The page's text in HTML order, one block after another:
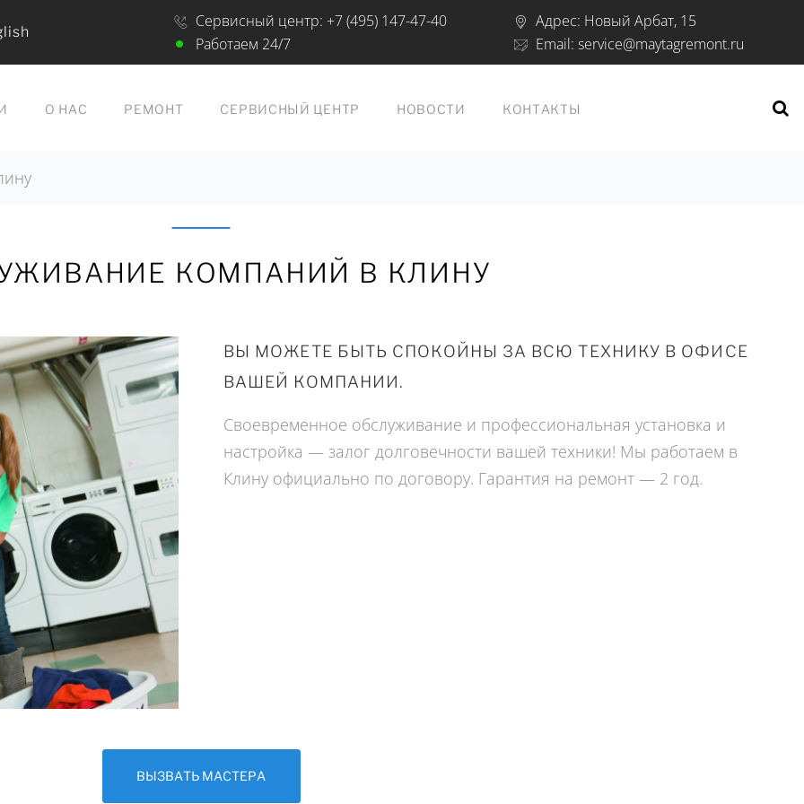
Сервисный центр: +7 (495) 147-47-40
Работаем 24/7
Адрес: Новый Арбат, 15
Email: service@maytagremont.ru
О НАС РЕМОНТ СЕРВИСНЫЙ ЦЕНТР НОВОСТИ КОНТАКТЫ
КОМПАНИЙ В КЛИНУ
ВЫ МОЖЕТЕ БЫТЬ СПОКОЙНЫ ЗА ВСЮ ТЕХНИКУ В ОФИСЕ
ВАШЕЙ КОМПАНИИ.
Своевременное обслуживание и профессиональная установка и
настройка — залог долговечности вашей техники! Мы работаем в
Клину официально по договору. Гарантия на ремонт — 2 год.
ВЫЗВАТЬ МАСТЕРА